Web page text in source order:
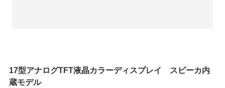
17型アナログTFT液晶カラーディスプレイ スピーカ内
蔵モデル